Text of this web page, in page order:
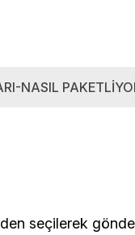
NASIL
içerisinden